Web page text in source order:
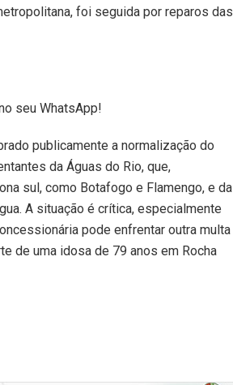
foi seguida por reparos das
seu WhatsApp!
publicamente a normalização do
da Águas do Rio, que,
sul, como Botafogo e Flamengo, e da
A situação é crítica, especialmente
pode enfrentar outra multa
de uma idosa de 79 anos em Rocha